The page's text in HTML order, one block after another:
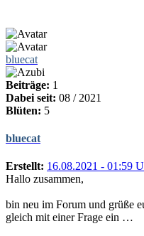
bluecat
Beiträge: 1
Dabei seit: 08 / 2021
Blüten: 5
bluecat
Erstellt: 16.08.2021 - 01:59
Hallo zusammen,
bin neu im Forum und grüße
gleich mit einer Frage ein …